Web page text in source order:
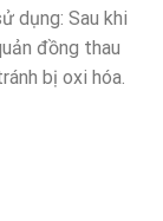
dụng: Sau khi
đồng thau
bị oxi hóa.